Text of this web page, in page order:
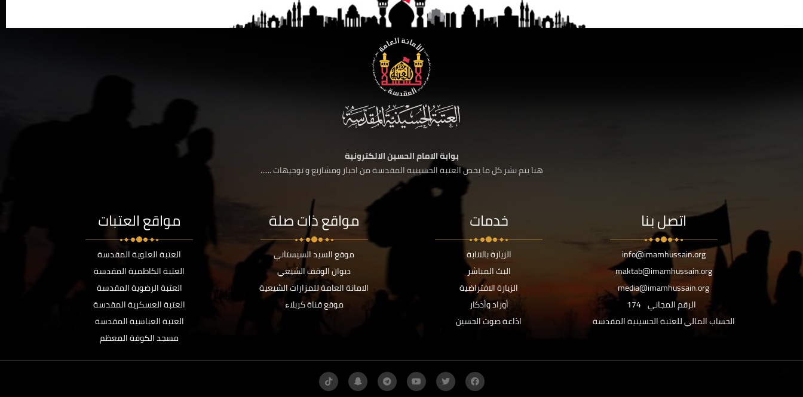
بوابة الامام الحسين الالكترونية
هنا يتم نشر كل ما يخص العتبة الحسينية المقدسة من اخبار ومشاريع و توجيهات ......
اتصل بنا
info@imamhussain.org
maktab@imamhussain.org
media@imamhussain.org
الرقم المجاني 174
الحساب المالي للعتبة الحسينية المقدسة
خدمات
الزيارة بالانابة
البث المباشر
الزيارة الافتراضية
أوراد وأذكار
اذاعة صوت الحسين
مواقع ذات صلة
موقع السيد السيستاني
ديوان الوقف الشيعي
الامانة العامة للمزارات الشيعية
موقع قناة كربلاء
مواقع العتبات
العتبة العلوية المقدسة
العتبة الكاظمية المقدسة
العتبة الرضوية المقدسة
العتبة العسكرية المقدسة
العتبة العباسية المقدسة
مسجد الكوفة المعظم